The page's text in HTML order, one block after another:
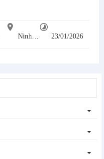
Ninh Bình 23/01/2026